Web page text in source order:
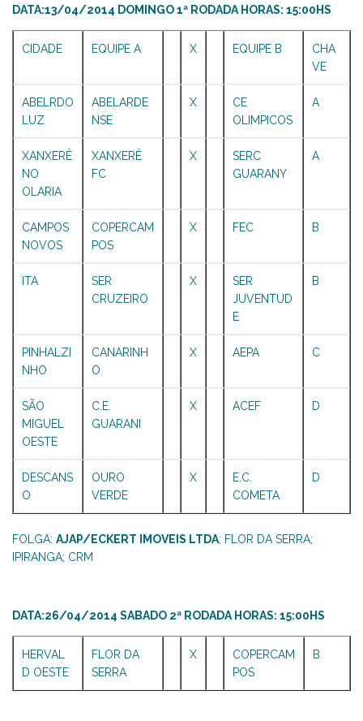
DATA:13/04/2014 DOMINGO 1ª RODADA HORAS: 15:00HS
CIDADE EQUIPE A X EQUIPE B
CHA
VE
ABELRDO
LUZ
ABELARDE
NSE
X
CE
OLIMPICOS
A
XANXERÊ
NO
OLARIA
XANXERÊ
FC
X
SERC
GUARANY
A
CAMPOS
NOVOS
COPERCAM
POS
X FEC B
ITA
SER
CRUZEIRO
X
SER
JUVENTUD
E
B
PINHALZI
NHO
CANARINH
O
X AEPA C
SÃO
MIGUEL
OESTE
C.E.
GUARANI
X ACEF D
DESCANS
O
OURO
VERDE
X
E.C.
COMETA
D
FOLGA: AJAP/ECKERT IMOVEIS LTDA; FLOR DA SERRA;
IPIRANGA; CRM
DATA:26/04/2014 SABADO 2ª RODADA HORAS: 15:00HS
HERVAL
D OESTE
FLOR DA
SERRA
X
COPERCAM
POS
B